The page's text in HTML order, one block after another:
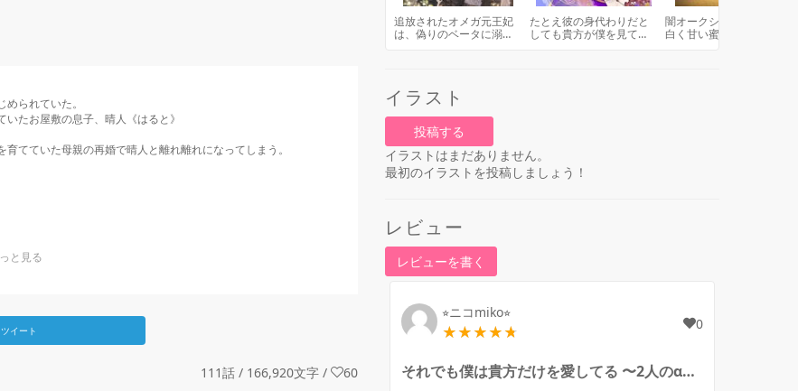
られていた。
たお屋敷の息子、晴人《はると》
てていた母親の再婚で晴人と離れ離れになってしまう。
ツイート
111話 / 166,920文字 /
60
追放されたオメガ元王妃
は、偽りのベータに溺愛
たとえ彼の身代わりだと
しても貴方が僕を見てく
闇オークションの女神の
白く甘い蜜に群がる男達
イラスト
投稿する
イラストはまだありません。
最初のイラストを投稿しましょう！
レビュー
レビューを書く
⭐︎ニコmiko⭐︎
0
それでも僕は貴方だけを愛してる 〜2人のαに愛されて〜のレビュー